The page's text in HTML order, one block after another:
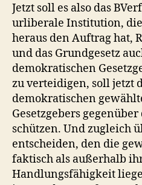
Jetzt soll es also das
urliberale Institution, die
heraus den Auftrag hat,
und das Grundgesetz
demokratischen
zu verteidigen, soll jetzt
demokratischen
Gesetzgebers
schützen. Und zugleich
entscheiden, den die
faktisch als außerhalb
Handlungsfähigkeit